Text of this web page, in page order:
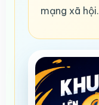
mạng xã hội.